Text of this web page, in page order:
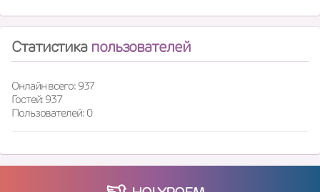
Статистика пользователей
Онлайн всего: 937
Гостей: 937
Пользователей: 0